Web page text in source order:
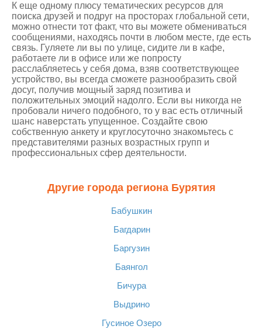
К еще одному плюсу тематических ресурсов для
поиска друзей и подруг на просторах глобальной сети,
можно отнести тот факт, что вы можете обмениваться
сообщениями, находясь почти в любом месте, где есть
связь. Гуляете ли вы по улице, сидите ли в кафе,
работаете ли в офисе или же попросту
расслабляетесь у себя дома, взяв соответствующее
устройство, вы всегда сможете разнообразить свой
досуг, получив мощный заряд позитива и
положительных эмоций надолго. Если вы никогда не
пробовали ничего подобного, то у вас есть отличный
шанс наверстать упущенное. Создайте свою
собственную анкету и круглосуточно знакомьтесь с
представителями разных возрастных групп и
профессиональных сфер деятельности.
Другие города региона Бурятия
Бабушкин
Багдарин
Баргузин
Баянгол
Бичура
Выдрино
Гусиное Озеро